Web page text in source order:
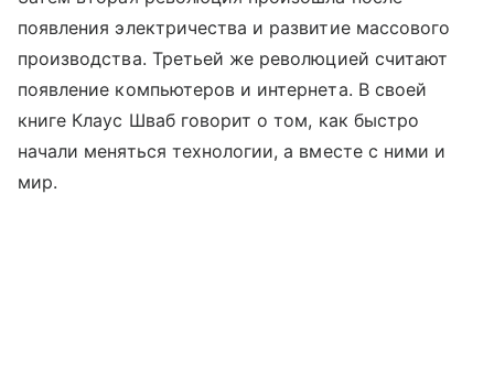
появления электричества и развитие массового
производства. Третьей же революцией считают
появление компьютеров и интернета. В своей
книге Клаус Шваб говорит о том, как быстро
начали меняться технологии, а вместе с ними и
мир.